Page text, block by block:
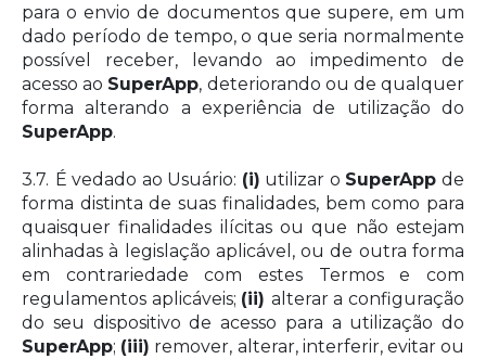
para o envio de documentos que supere, em um
dado período de tempo, o que seria normalmente
possível receber, levando ao impedimento de
acesso ao SuperApp, deteriorando ou de qualquer
forma alterando a experiência de utilização do
SuperApp.
3.7. É vedado ao Usuário: (i) utilizar o SuperApp de
forma distinta de suas finalidades, bem como para
quaisquer finalidades ilícitas ou que não estejam
alinhadas à legislação aplicável, ou de outra forma
em contrariedade com estes Termos e com
regulamentos aplicáveis; (ii) alterar a configuração
do seu dispositivo de acesso para a utilização do
SuperApp; (iii) remover, alterar, interferir, evitar ou